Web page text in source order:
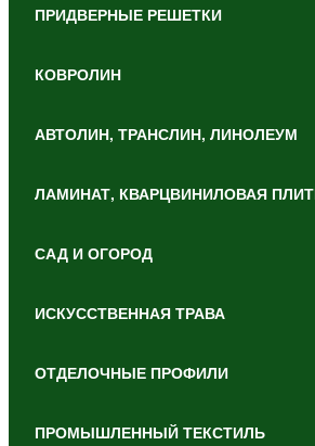
ПРИДВЕРНЫЕ РЕШЕТКИ
КОВРОЛИН
АВТОЛИН, ТРАНСЛИН, ЛИНОЛЕУМ
ЛАМИНАТ, КВАРЦВИНИЛОВАЯ
САД И ОГОРОД
ИСКУССТВЕННАЯ ТРАВА
ОТДЕЛОЧНЫЕ ПРОФИЛИ
ПРОМЫШЛЕННЫЙ ТЕКСТИЛЬ